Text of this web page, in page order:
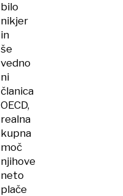
bilo
nikjer
in
še
vedno
ni
članica
OECD,
realna
kupna
moč
njihove
neto
plače